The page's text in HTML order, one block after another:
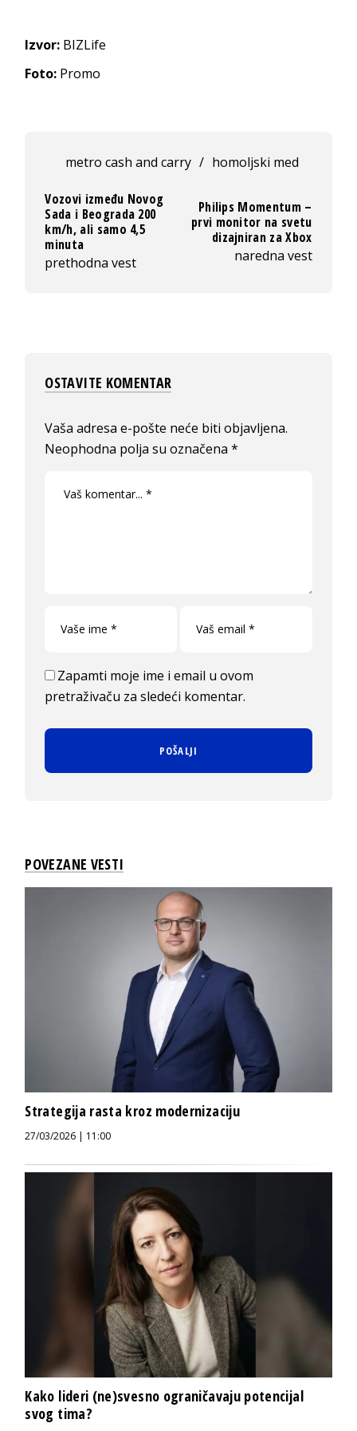
Izvor: BIZLife
Foto: Promo
metro cash and carry / homoljski med
Vozovi između Novog
Sada i Beograda 200
km/h, ali samo 4,5
minuta
prethodna vest
Philips Momentum –
prvi monitor na svetu
dizajniran za Xbox
naredna vest
OSTAVITE KOMENTAR
Vaša adresa e-pošte neće biti objavljena.
Neophodna polja su označena*
Zapamti moje ime i email u ovom
pretraživaču za sledeći komentar.
POVEZANE VESTI
Strategija rasta kroz modernizaciju
27/03/2026 | 11:00
Kako lideri (ne)svesno ograničavaju potencijal
svog tima?